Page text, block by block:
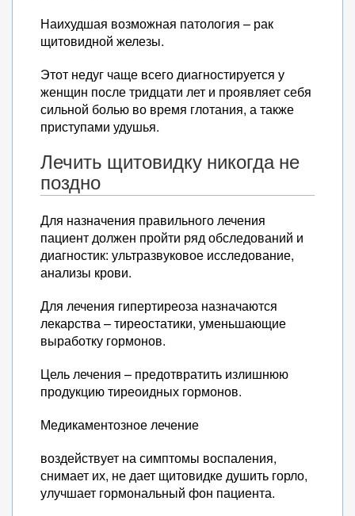
Наихудшая возможная патология – рак
щитовидной железы.
Этот недуг чаще всего диагностируется у
женщин после тридцати лет и проявляет себя
сильной болью во время глотания, а также
приступами удушья.
Лечить щитовидку никогда не
поздно
Для назначения правильного лечения
пациент должен пройти ряд обследований и
диагностик: ультразвуковое исследование,
анализы крови.
Для лечения гипертиреоза назначаются
лекарства – тиреостатики, уменьшающие
выработку гормонов.
Цель лечения – предотвратить излишнюю
продукцию тиреоидных гормонов.
Медикаментозное лечение
воздействует на симптомы воспаления,
снимает их, не дает щитовидке душить горло,
улучшает гормональный фон пациента.